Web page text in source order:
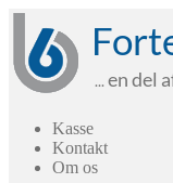
Spring
navigation
Spring
indhold
Kasse
Kontakt
Om os